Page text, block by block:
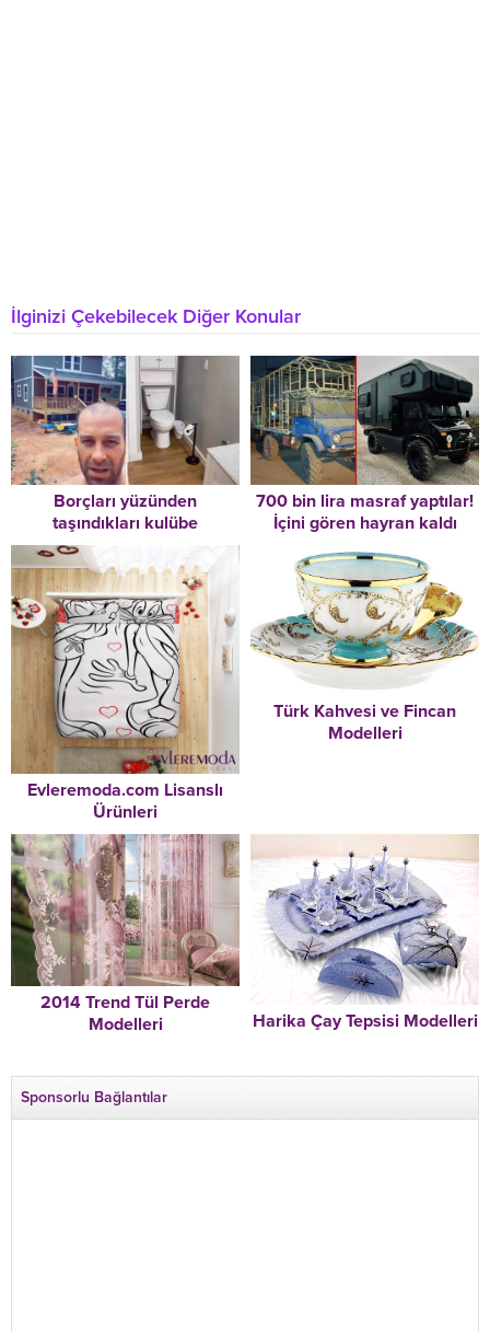
İlginizi Çekebilecek Diğer Konular
Borçları yüzünden
taşındıkları kulübe
hayatlarını değiştirdi
700 bin lira masraf yaptılar!
İçini gören hayran kaldı
Evleremoda.com Lisanslı
Ürünleri
Türk Kahvesi ve Fincan
Modelleri
2014 Trend Tül Perde
Modelleri
Harika Çay Tepsisi Modelleri
Sponsorlu Bağlantılar